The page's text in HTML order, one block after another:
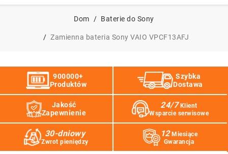
Dom Baterie do Sony
Zamienna bateria Sony VAIO VPCF13AFJ
900000+
Produktów
Szybka
Dostawa
Jakość
Zapewnienie
24/7 Klient
Wsparcie serwisowe
30-dniowy
Zwrot pieniędzy
12 Miesiące
Gwarancja